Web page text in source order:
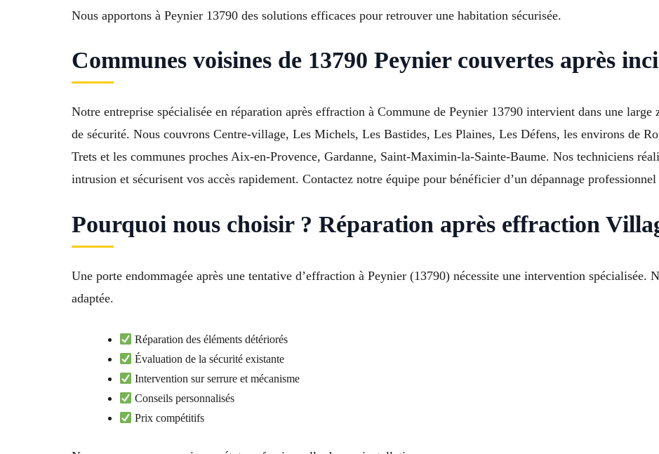
Nous apportons à Peynier 13790 des solutions efficaces pour retrouver une habitation sécurisée.
Communes voisines de 13790 Peynier couvertes après
Notre entreprise spécialisée en réparation après effraction à Commune de Peynier 13790 intervient dans une large
de sécurité. Nous couvrons Centre-village, Les Michels, Les Bastides, Les Plaines, Les Défens, les environs de
Trets et les communes proches Aix-en-Provence, Gardanne, Saint-Maximin-la-Sainte-Baume. Nos techniciens
intrusion et sécurisent vos accès rapidement. Contactez notre équipe pour bénéficier d’un dépannage
Pourquoi nous choisir ? Réparation après effraction
Une porte endommagée après une tentative d’effraction à Peynier (13790) nécessite une intervention spécialisée.
adaptée.
Réparation des éléments détériorés
Évaluation de la sécurité existante
Intervention sur serrure et mécanisme
Conseils personnalisés
Prix compétitifs